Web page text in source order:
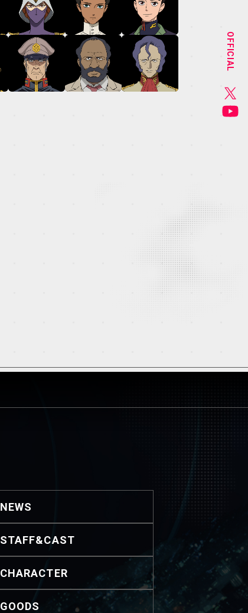
STAFF&CAST
CHARACTER
GOODS
OFFICIAL
NEWS
STAFF&CAST
CHARACTER
GOODS